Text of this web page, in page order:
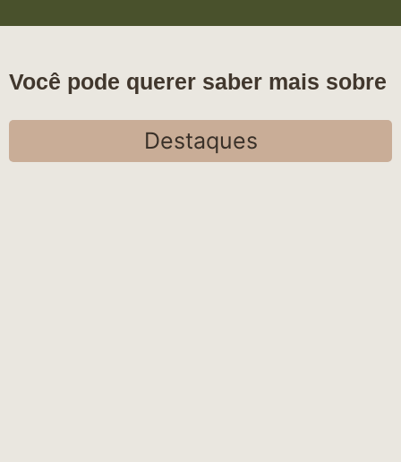
Você pode querer saber mais sobre
Destaques